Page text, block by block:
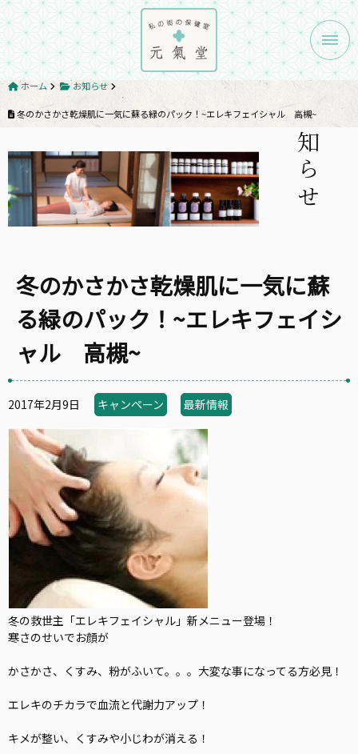
メニ
ホーム お知らせ
冬のかさかさ乾燥肌に一気に蘇る緑のパック！~エレキフェイシャル 高槻~
お知らせ
冬のかさかさ乾燥肌に一気に蘇
る緑のパック！~エレキフェイシ
ャル 高槻~
2017年2月9日 キャンペーン 最新情報
冬の救世主「エレキフェイシャル」新メニュー登場！
寒さのせいでお顔が
かさかさ、くすみ、粉がふいて。。。大変な事になってる方必見！
エレキのチカラで血流と代謝力アップ！
キメが整い、くすみや小じわが消える！